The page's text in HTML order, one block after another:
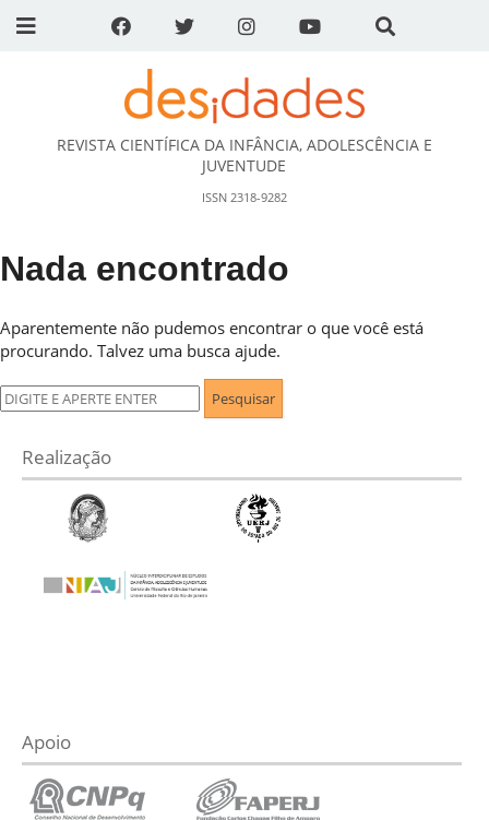
DESidades
REVISTA CIENTÍFICA DA INFÂNCIA, ADOLESCÊNCIA E
JUVENTUDE
ISSN 2318-9282
Nada encontrado
Aparentemente não pudemos encontrar o que você está
procurando. Talvez uma busca ajude.
Pesquisar
por:
Realização
Apoio